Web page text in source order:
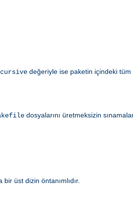
değeriyle ise paketin içindeki tüm
dosyalarını üretmeksizin
üst dizin öntanımlıdır.